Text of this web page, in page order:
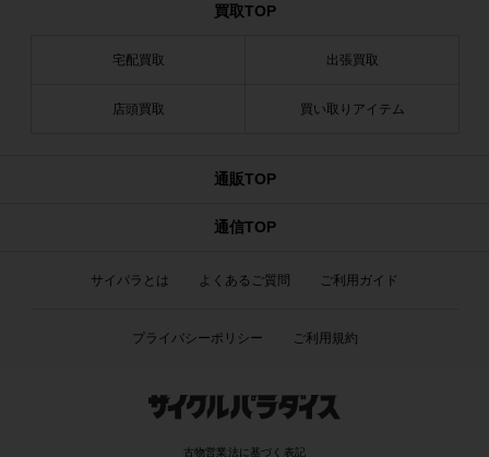
買取TOP
宅配買取 出張買取
店頭買取 買い取りアイテム
通販TOP
通信TOP
サイパラとは よくあるご質問 ご利用ガイド
プライバシーポリシー ご利用規約
古物営業法に基づく表記